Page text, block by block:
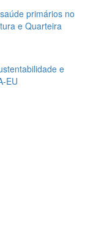
primários no
e Quarteira
e
EU